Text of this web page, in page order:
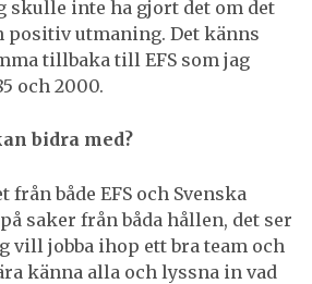
skulle inte ha gjort det om det
positiv utmaning. Det känns
tillbaka till EFS som jag
och 2000.
bidra med?
från både EFS och Svenska
saker från båda hållen, det ser
vill jobba ihop ett bra team och
känna alla och lyssna in vad